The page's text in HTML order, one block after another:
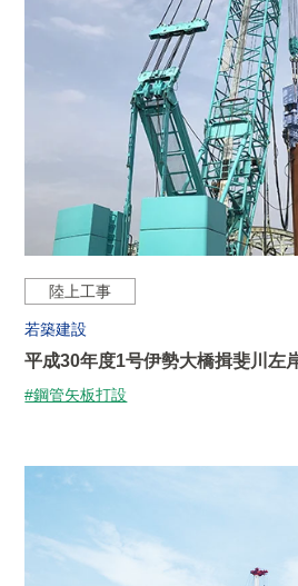
陸上工事
若築建設
平成30年度1号伊勢大橋揖斐川左
#鋼管矢板打設